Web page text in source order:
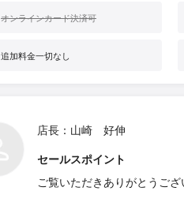
オンラインカード決済可
追加料金一切なし
店長：山崎 好伸
セールスポイント
ご覧いただきありがとうござ